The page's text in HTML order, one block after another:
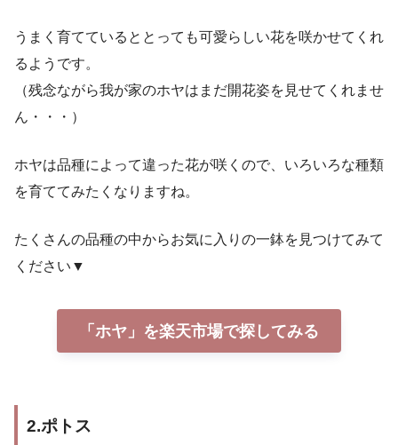
うまく育てているととっても可愛らしい花を咲かせてくれ
るようです。
（残念ながら我が家のホヤはまだ開花姿を見せてくれませ
ん・・・）
ホヤは品種によって違った花が咲くので、いろいろな種類
を育ててみたくなりますね。
たくさんの品種の中からお気に入りの一鉢を見つけてみて
ください▼
「ホヤ」を楽天市場で探してみる
2.ポトス